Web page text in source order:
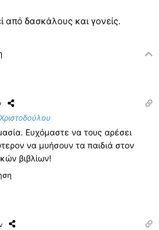
από δασκάλους και γονείς.
Ευχόμαστε να τους αρέσει
να μυήσουν τα παιδιά στον
βιβλίων!